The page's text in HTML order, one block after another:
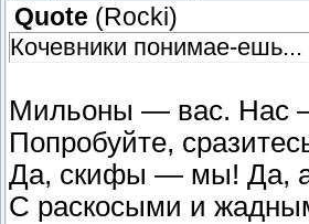
Quote ( Rocki)
Кочевники понимае-ешь...
Мильоны — вас. Нас
Попробуйте,
Да, скифы — мы! Да,
С раскосыми и